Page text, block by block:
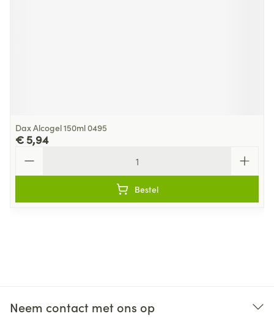
Dax Alcogel 150ml 0495
€ 5,94
Bestel
Neem contact met ons op